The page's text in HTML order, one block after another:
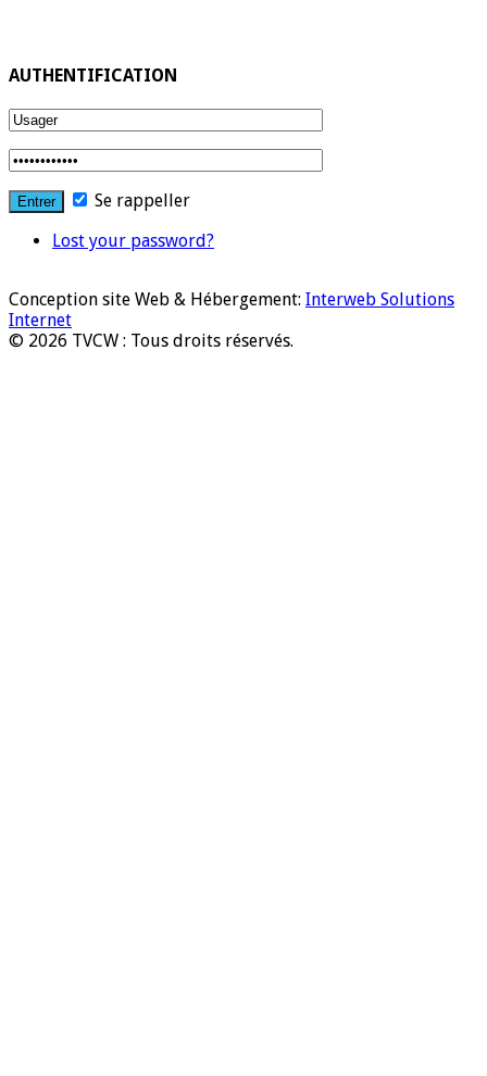
AUTHENTIFICATION
Se rappeller
Lost your password?
Conception site Web & Hébergement: Interweb Solutions
Internet
© 2026 TVCW : Tous droits réservés.